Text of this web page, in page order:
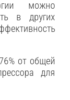
можно
в других
от общей
для